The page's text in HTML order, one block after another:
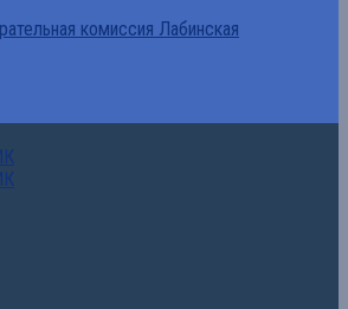
комиссия Лабинская